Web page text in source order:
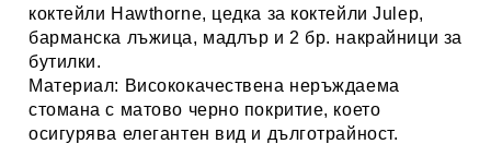
коктейли Hawthorne, цедка за коктейли Julep,
барманска лъжица, мадлър и 2 бр. накрайници за
бутилки.
Материал: Висококачествена неръждаема
стомана с матово черно покритие, което
осигурява елегантен вид и дълготрайност.